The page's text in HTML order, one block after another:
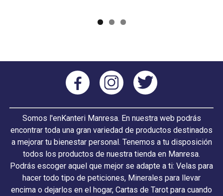
Somos l'enKanteri Manresa. En nuestra web podrás
encontrar toda una gran variedad de productos destinados
a mejorar tu bienestar personal. Tenemos a tu disposición
todos los productos de nuestra tienda en Manresa.
Podrás escoger aquel que mejor se adapte a ti: Velas para
hacer todo tipo de peticiones, Minerales para llevar
encima o dejarlos en el hogar, Cartas de Tarot para cuando